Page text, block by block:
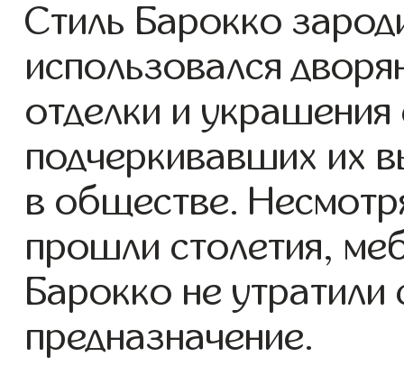
Стиль Барокко
использовался
отделки и
подчеркивавших их
в обществе.
прошли столетия,
Барокко не утратили
предназначение.